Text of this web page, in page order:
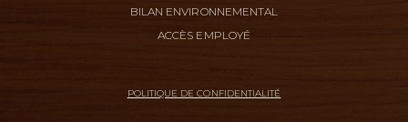
BILAN ENVIRONNEMENTAL
ACCÈS EMPLOYÉ
POLITIQUE DE CONFIDENTIALITÉ